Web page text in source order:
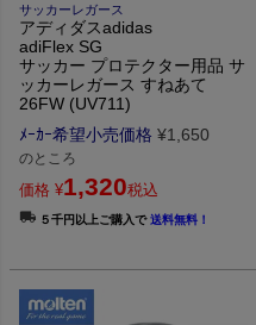
サッカーレガース
アディダスadidas
adiFlex SG
サッカー プロテクター用品 サ
ッカーレガース すねあて
26FW (UV711)
ﾒｰｶｰ希望小売価格 ¥1,650
のところ
価格 ¥1,320税込
５千円以上ご購入で送料無料！